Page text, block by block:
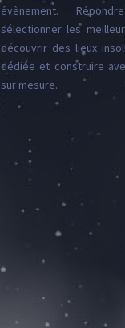
évènement.
sélectionner les
découvrir des lieux
dédiée et construire
sur mesure.